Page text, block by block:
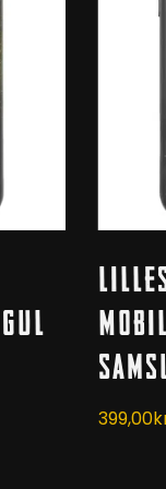
har
flere
kan
399,00